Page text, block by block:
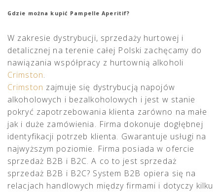
Gdzie można kupić Pampelle Aperitif?
W zakresie dystrybucji, sprzedaży hurtowej i
detalicznej na terenie całej Polski zachęcamy do
nawiązania współpracy z hurtownią alkoholi
Crimston.
Crimston zajmuje się dystrybucją napojów
alkoholowych i bezalkoholowych i jest w stanie
pokryć zapotrzebowania klienta zarówno na małe
jak i duże zamówienia. Firma dokonuje dogłębnej
identyfikacji potrzeb klienta. Gwarantuje usługi na
najwyższym poziomie. Firma posiada w ofercie
sprzedaż B2B i B2C. A co to jest sprzedaż
sprzedaż B2B i B2C? System B2B opiera się na
relacjach handlowych między firmami i dotyczy kilku